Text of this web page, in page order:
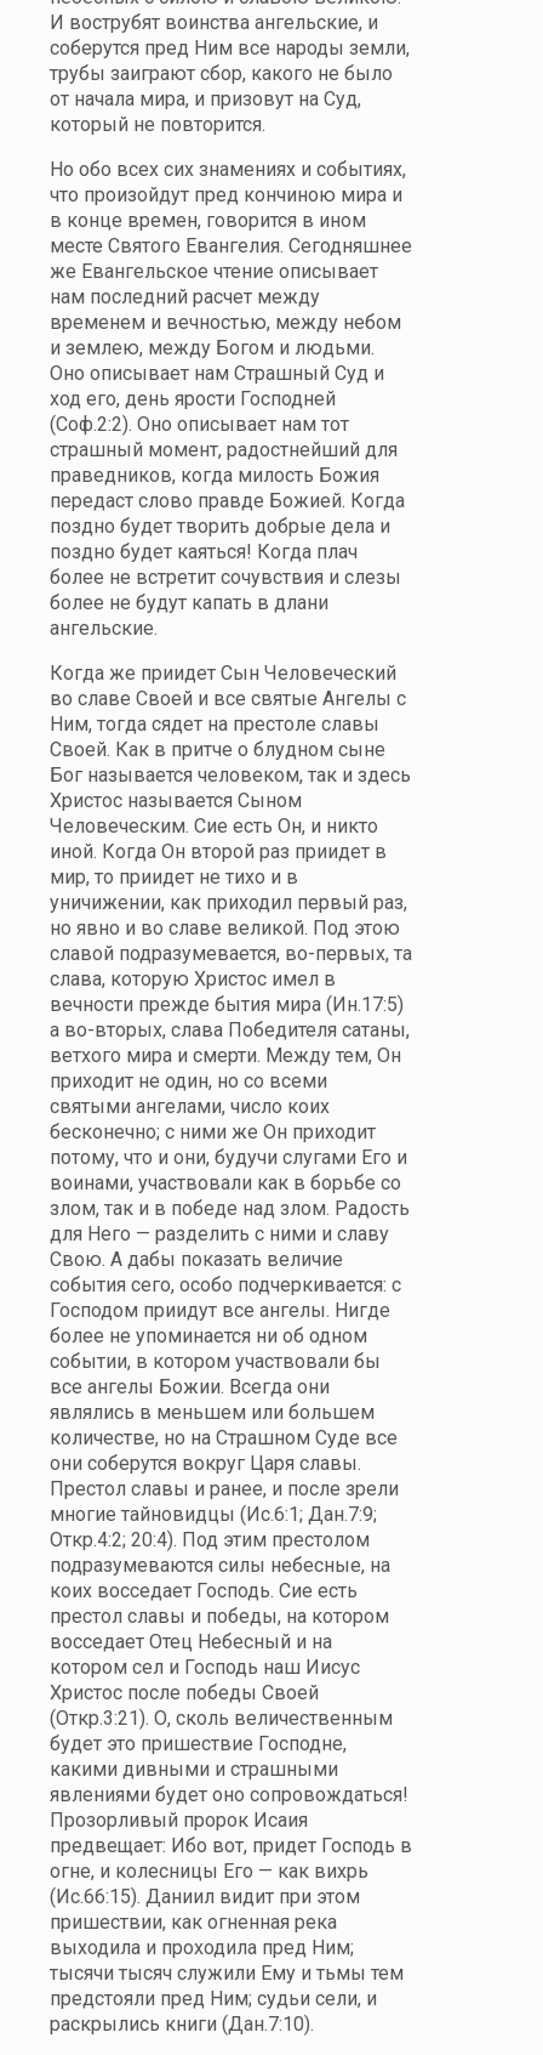
И вострубят воинства ангельские, и
соберутся пред Ним все народы земли,
трубы заиграют сбор, какого не было
от начала мира, и призовут на Суд,
который не повторится.
Но обо всех сих знамениях и событиях,
что произойдут пред кончиною мира и
в конце времен, говорится в ином
месте Святого Евангелия. Сегодняшнее
же Евангельское чтение описывает
нам последний расчет между
временем и вечностью, между небом
и землею, между Богом и людьми.
Оно описывает нам Страшный Суд и
ход его, день ярости Господней
(Соф.2:2). Оно описывает нам тот
страшный момент, радостнейший для
праведников, когда милость Божия
передаст слово правде Божией. Когда
поздно будет творить добрые дела и
поздно будет каяться! Когда плач
более не встретит сочувствия и слезы
более не будут капать в длани
ангельские.
Когда же приидет Сын Человеческий
во славе Своей и все святые Ангелы с
Ним, тогда сядет на престоле славы
Своей. Как в притче о блудном сыне
Бог называется человеком, так и здесь
Христос называется Сыном
Человеческим. Сие есть Он, и никто
иной. Когда Он второй раз приидет в
мир, то приидет не тихо и в
уничижении, как приходил первый раз,
но явно и во славе великой. Под этою
славой подразумевается, во-первых, та
слава, которую Христос имел в
вечности прежде бытия мира (Ин.17:5)
а во-вторых, слава Победителя сатаны,
ветхого мира и смерти. Между тем, Он
приходит не один, но со всеми
святыми ангелами, число коих
бесконечно; с ними же Он приходит
потому, что и они, будучи слугами Его и
воинами, участвовали как в борьбе со
злом, так и в победе над злом. Радость
для Него — разделить с ними и славу
Свою. А дабы показать величие
события сего, особо подчеркивается: с
Господом приидут все ангелы. Нигде
более не упоминается ни об одном
событии, в котором участвовали бы
все ангелы Божии. Всегда они
являлись в меньшем или большем
количестве, но на Страшном Суде все
они соберутся вокруг Царя славы.
Престол славы и ранее, и после зрели
многие тайновидцы (Ис.6:1; Дан.7:9;
Откр.4:2; 20:4). Под этим престолом
подразумеваются силы небесные, на
коих восседает Господь. Сие есть
престол славы и победы, на котором
восседает Отец Небесный и на
котором сел и Господь наш Иисус
Христос после победы Своей
(Откр.3:21). О, сколь величественным
будет это пришествие Господне,
какими дивными и страшными
явлениями будет оно сопровождаться!
Прозорливый пророк Исаия
предвещает: Ибо вот, придет Господь в
огне, и колесницы Его — как вихрь
(Ис.66:15). Даниил видит при этом
пришествии, как огненная река
выходила и проходила пред Ним;
тысячи тысяч служили Ему и тьмы тем
предстояли пред Ним; судьи сели, и
раскрылись книги (Дан.7:10).